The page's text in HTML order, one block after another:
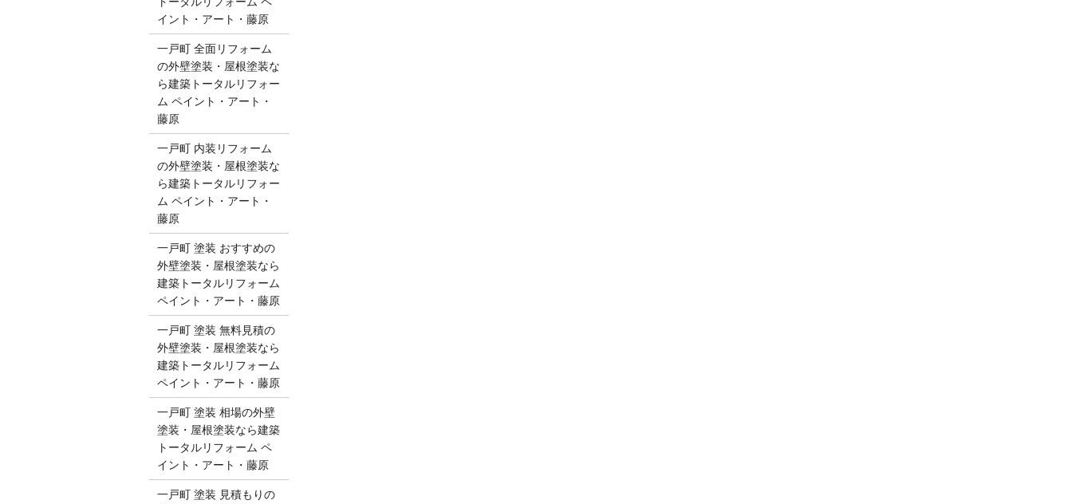
イント・アート・藤原
一戸町 全面リフォーム
の外壁塗装・屋根塗装な
ら建築トータルリフォー
ム ペイント・アート・
藤原
一戸町 内装リフォーム
の外壁塗装・屋根塗装な
ら建築トータルリフォー
ム ペイント・アート・
藤原
一戸町 塗装 おすすめの
外壁塗装・屋根塗装なら
建築トータルリフォーム
ペイント・アート・藤原
一戸町 塗装 無料見積の
外壁塗装・屋根塗装なら
建築トータルリフォーム
ペイント・アート・藤原
一戸町 塗装 相場の外壁
塗装・屋根塗装なら建築
トータルリフォーム ペ
イント・アート・藤原
一戸町 塗装 見積もりの